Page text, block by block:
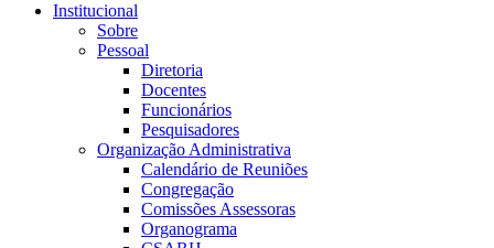
Institucional
Sobre
Pessoal
Diretoria
Docentes
Funcionários
Pesquisadores
Organização Administrativa
Calendário de Reuniões
Congregação
Comissões Assessoras
Organograma